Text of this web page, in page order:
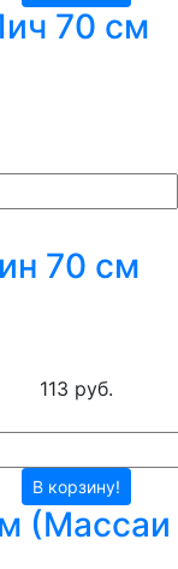
70 см
70 см
113 руб.
В корзину!
(Массаи